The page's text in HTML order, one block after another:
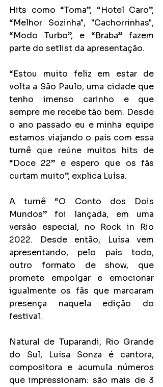
Hits como “Toma”, “Hotel Caro”,
“Melhor Sozinha", "Cachorrinhas",
“Modo Turbo”, e “Braba” fazem
parte do setlist da apresentação.
“Estou muito feliz em estar de
volta a São Paulo, uma cidade que
tenho imenso carinho e que
sempre me recebe tão bem. Desde
o ano passado eu e minha equipe
estamos viajando o país com essa
turnê que reúne muitos hits de
“Doce 22” e espero que os fãs
curtam muito”, explica Luísa.
A turnê “O Conto dos Dois
Mundos” foi lançada, em uma
versão especial, no Rock in Rio
2022. Desde então, Luísa vem
apresentando, pelo país todo,
outro formato de show, que
promete empolgar e emocionar
igualmente os fãs que marcaram
presença naquela edição do
festival.
Natural de Tuparandi, Rio Grande
do Sul, Luísa Sonza é cantora,
compositora e acumula números
que impressionam: são mais de 3